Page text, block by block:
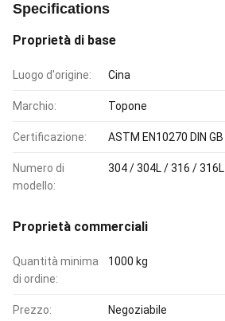
Specifications
Proprietà di base
Luogo d'origine: Cina
Marchio: Topone
Certificazione: ASTM EN10270 DIN GB
Numero di
modello:
304 / 304L / 316 / 316L
Proprietà commerciali
Quantità minima
di ordine:
1000 kg
Prezzo: Negoziabile